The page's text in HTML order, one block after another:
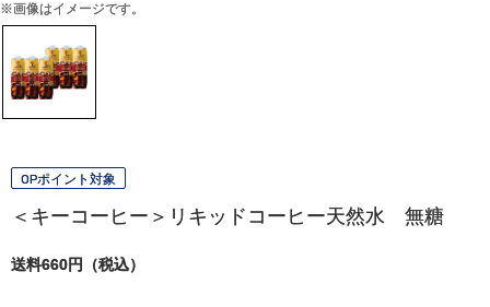
※画像はイメージです。
OPポイント対象
＜キーコーヒー＞リキッドコーヒー天然水 無糖
送料660円（税込）